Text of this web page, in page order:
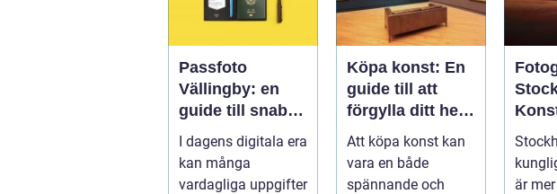
Passfoto
Vällingby: en
guide till snabbt
och smidigt foto
I dagens digitala era
kan många
vardagliga uppgifter
Köpa konst: En
guide till att
förgylla ditt hem
med unik
skönhet
Att köpa konst kan
vara en både
spännande och
Fånga
är